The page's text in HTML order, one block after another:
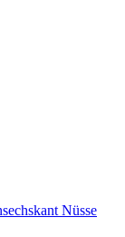
Nüsse